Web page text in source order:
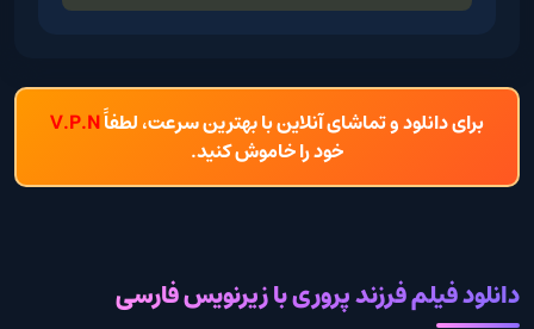
برای دانلود و تماشای آنلاین با بهترین سرعت، لطفاًV.P.N
خود را خاموش کنید.
دانلود فیلم فرزند پروری با زیرنویس فارسی